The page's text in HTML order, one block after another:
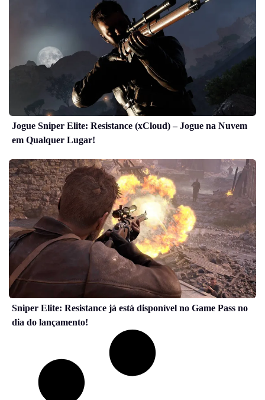
Jogue Sniper Elite: Resistance (xCloud) – Jogue na Nuvem
em Qualquer Lugar!
Sniper Elite: Resistance já está disponível no Game Pass no
dia do lançamento!